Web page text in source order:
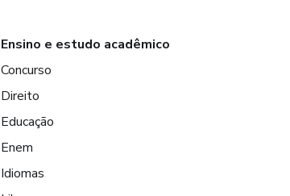
Ensino e estudo acadêmico
Concurso
Direito
Educação
Enem
Idiomas